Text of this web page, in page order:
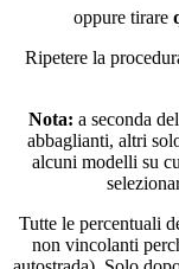
oppure tirare
Ripetere la
Nota: a seconda
abbaglianti, altri
alcuni modelli su
Tutte le percentuali
non vincolanti